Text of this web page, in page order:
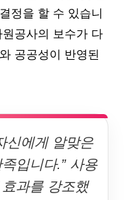
정을 할 수 있습니
공사의 보수가 다
공공성이 반영된
신에게 알맞은
입니다.” 사용
과를 강조했